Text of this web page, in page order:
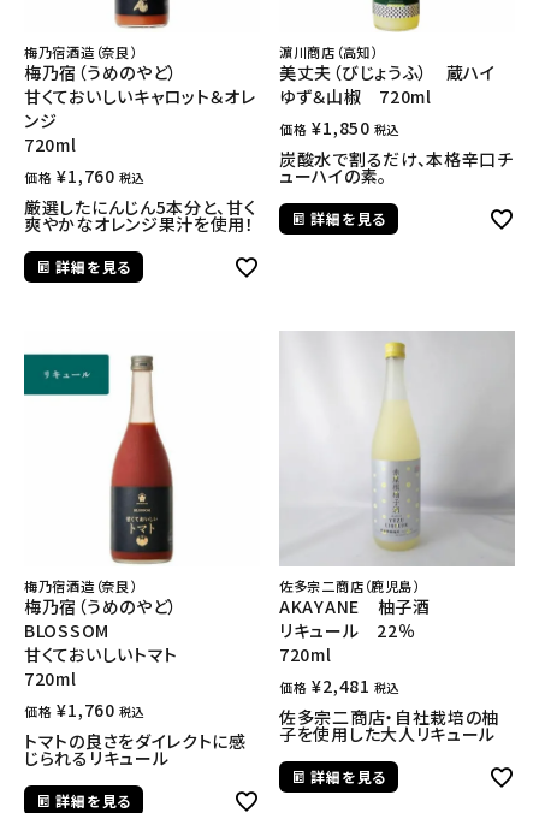
梅乃宿酒造（奈良）
梅乃宿（うめのやど）
甘くておいしいキャロット＆オレ
ンジ
720ml
価格 ¥1,760 税込
厳選したにんじん5本分と、甘く
爽やかなオレンジ果汁を使用！
詳細を見る
濵川商店（高知）
美丈夫（びじょうふ） 蔵ハイ
ゆず＆山椒 720ml
価格 ¥1,850 税込
炭酸水で割るだけ、本格辛口チ
ューハイの素。
詳細を見る
梅乃宿酒造（奈良）
梅乃宿（うめのやど）
BLOSSOM
甘くておいしいトマト
720ml
価格 ¥1,760 税込
トマトの良さをダイレクトに感
じられるリキュール
詳細を見る
佐多宗二商店（鹿児島）
AKAYANE 柚子酒
リキュール 22％
720ml
価格 ¥2,481 税込
佐多宗二商店・自社栽培の柚
子を使用した大人リキュール
詳細を見る